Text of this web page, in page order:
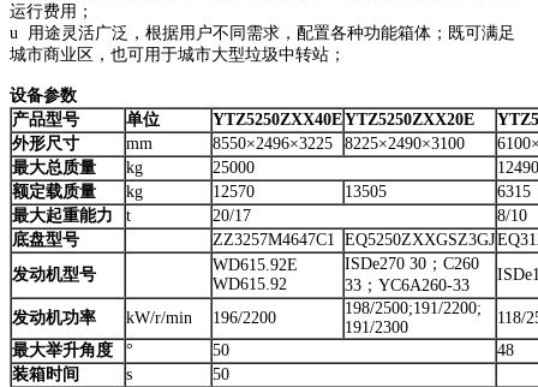
运行费用；
u 用途灵活广泛，根据用户不同需求，配置各种功能箱体；既可满足
城市商业区，也可用于城市大型垃圾中转站；
设备参数
产品型号
单位 YTZ5250ZXX40EYTZ5250ZXX20E
外形尺寸
mm 8550×2496×3225 8225×2490×3100
最大总质量
kg 25000
12490
额定载质量
kg 12570 13505
6315
最大起重能力
t 20/17
8/10
底盘型号
ZZ3257M4647C1 EQ5250ZXXGSZ3GJ
发动机型号
WD615.92E
WD615.92
ISDe270 30；C260
33；YC6A260-33
发动机功率 kW/r/min 196/2200
198/2500;191/2200;
191/2300
118/
最大举升角度
° 50
48
装箱时间
s
50